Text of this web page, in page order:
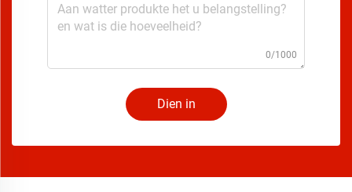
0/1000
Dien in